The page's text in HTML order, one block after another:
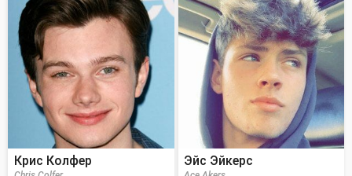
Крис Колфер Эйс Эйкерс